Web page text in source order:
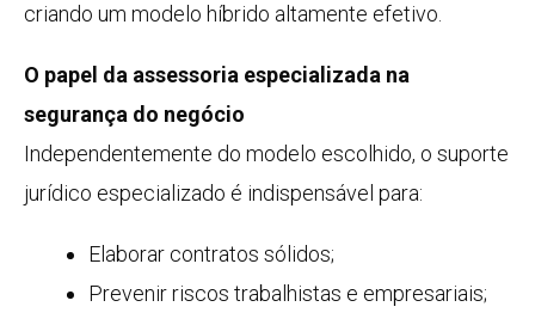
criando um modelo híbrido altamente efetivo.
O papel da assessoria especializada na
segurança do negócio
Independentemente do modelo escolhido, o suporte
jurídico especializado é indispensável para:
Elaborar contratos sólidos;
Prevenir riscos trabalhistas e empresariais;